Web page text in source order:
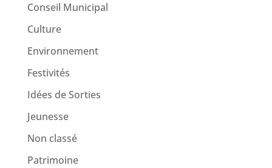
Conseil Municipal
Culture
Environnement
Festivités
Idées de Sorties
Jeunesse
Non classé
Patrimoine